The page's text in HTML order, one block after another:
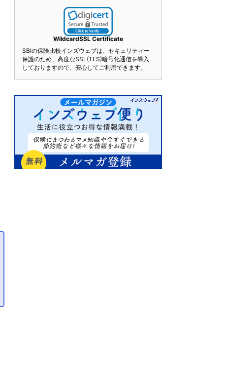
WildcardSSL Certificate
SBIの保険比較インズウェブは、セキュリティー
保護のため、高度なSSL(TLS)暗号化通信を導入
しておりますので、安心してご利用できます。